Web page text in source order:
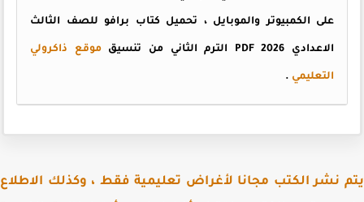
على الكمبيوتر والموبايل ، تحميل كتاب برافو للصف الثالث
الاعدادي PDF 2026 الترم الثاني من تنسيق موقع ذاكرولي
التعليمي.
نشر الكتب مجانا لأغراض تعليمية فقط ، وكذلك الاطلاع